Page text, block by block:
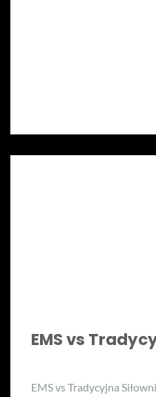
EMS vs
EMS vs Tradycyjna